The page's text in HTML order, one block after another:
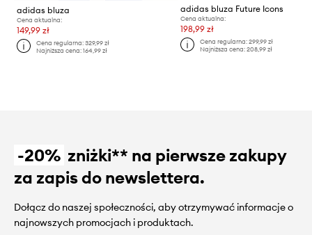
adidas bluza
Cena aktualna:
149,99 zł
Cena regularna:329,99 zł
Najniższa cena:164,99 zł
adidas bluza Future Icons
Cena aktualna:
198,99 zł
Cena regularna: 299,99 zł
Najniższa cena: 208,99 zł
-20% zniżki** na pierwsze zakupy
za zapis do newslettera.
Dołącz do naszej społeczności, aby otrzymywać informacje o
najnowszych promocjach i produktach.